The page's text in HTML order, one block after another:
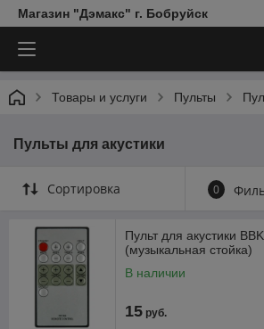
Магазин "Дэмакс" г. Бобруйск
Товары и услуги Пульты
Пульты для акустики
Сортировка 0
Пульт для акустики
(музыкальная стойка)
В наличии
15 руб.